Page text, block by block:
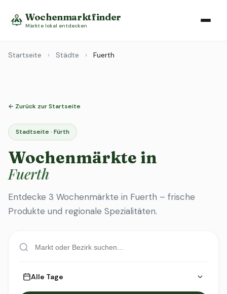
Wochenmarktfinder
Märkte lokal entdecken
Startseite › Städte › Fuerth
← Zurück zur Startseite
Stadtseite · Fürth
Wochenmärkte in
Fuerth
Entdecke 3 Wochenmärkte in Fuerth – frische
Produkte und regionale Spezialitäten.
Alle Tage